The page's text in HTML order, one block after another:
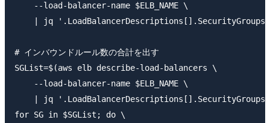
    --load-balancer-name $ELB_NAME \
    | jq '.LoadBalancerDescriptions[].SecurityGroups'
# インバウンドルール数の合計を出す
SGList=$(aws elb describe-load-balancers \
    --load-balancer-name $ELB_NAME \
| jq
for SG in $SGList; do \